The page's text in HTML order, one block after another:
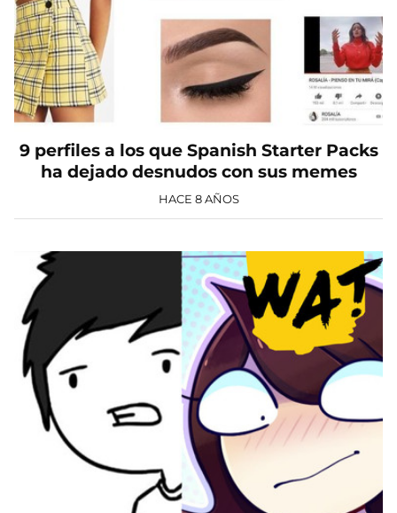
9 perfiles a los que Spanish Starter Packs
ha dejado desnudos con sus memes
HACE 8 AÑOS